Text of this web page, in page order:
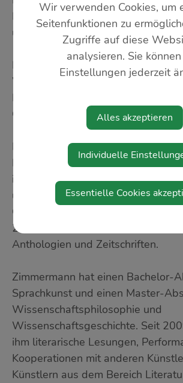
Herausgabe des Flugblattes zum
und mehr.
Heuer werden die Schriftstellerin,
Wissenschaftlerin und Journalistin
Dengscherz und der Autor Jan
Gäste in St. Peter in der Au sein.
Dengscherz studierte Germanistik,
Kommunikationswissenschaft und
in Wien, wo sie 2005 promovierte
unterrichtet an Universitäten in
Österreich, Deutschland und
2003 publiziert sie Lyrik und Prosa
Anthologien und Zeitschriften.
Zimmermann hat einen Bachelor-
Sprachkunst und einen Master-
Wissenschaftsphilosophie und
Wissenschaftsgeschichte. Seit
ihm literarische Lesungen,
Kooperationen mit anderen
Künstlern aus dem Bereich
Wir verwenden Cookies, um
Seitenfunktionen zu
Zugriffe auf diese
analysieren. Sie
Einstellungen jederzeit
Alles akzeptieren
Individuelle
Essentielle Cookies